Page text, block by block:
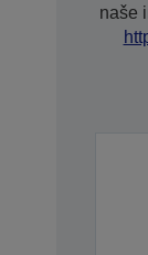
naše